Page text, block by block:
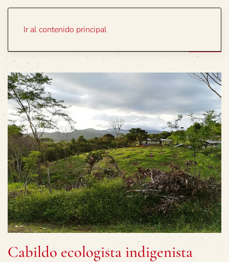
Ir al contenido principal
Cabildo ecologista indigenista